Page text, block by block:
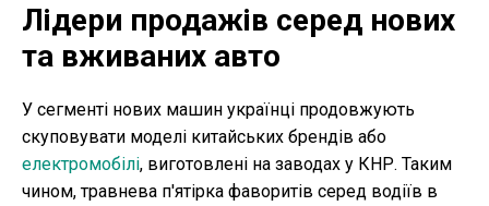
Лідери продажів серед нових
та вживаних авто
У сегменті нових машин українці продовжують
скуповувати моделі китайських брендів або
електромобілі, виготовлені на заводах у КНР. Таким
чином, травнева п'ятірка фаворитів серед водіїв в